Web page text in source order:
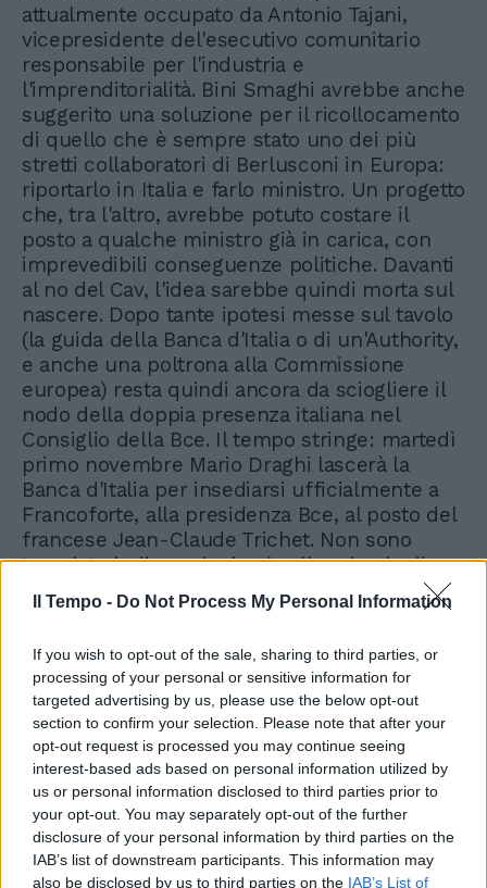
Il Tempo - Do Not Process My Personal Information
If you wish to opt-out of the sale, sharing to third parties, or
processing of your personal or sensitive information for
targeted advertising by us, please use the below opt-out
section to confirm your selection. Please note that after your
opt-out request is processed you may continue seeing
interest-based ads based on personal information utilized by
us or personal information disclosed to third parties prior to
your opt-out. You may separately opt-out of the further
disclosure of your personal information by third parties on the
IAB’s list of downstream participants. This information may
also be disclosed by us to third parties on the IAB’s List of
attualmente occupato da Antonio Tajani,
vicepresidente del'esecutivo comunitario
responsabile per l'industria e
l'imprenditorialità. Bini Smaghi avrebbe anche
suggerito una soluzione per il ricollocamento
di quello che è sempre stato uno dei più
stretti collaboratori di Berlusconi in Europa:
riportarlo in Italia e farlo ministro. Un progetto
che, tra l'altro, avrebbe potuto costare il
posto a qualche ministro già in carica, con
imprevedibili conseguenze politiche. Davanti
al no del Cav, l'idea sarebbe quindi morta sul
nascere. Dopo tante ipotesi messe sul tavolo
(la guida della Banca d'Italia o di un'Authority,
e anche una poltrona alla Commissione
europea) resta quindi ancora da sciogliere il
nodo della doppia presenza italiana nel
Consiglio della Bce. Il tempo stringe: martedì
primo novembre Mario Draghi lascerà la
Banca d'Italia per insediarsi ufficialmente a
Francoforte, alla presidenza Bce, al posto del
francese Jean-Claude Trichet. Non sono
trapelate indiscrezioni sul colloquio che il
membro del board della Bce ha avuto con il
capo dello Stato. Ma qualcuno scommette
da Bruxelles con un accorato appello:
«Presidente, a schiodare Bini Smaghi ci pensi
lei».